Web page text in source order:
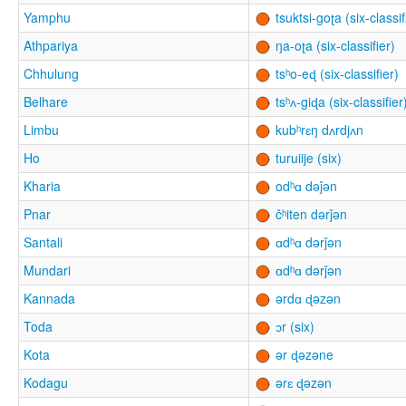
Yamphu
tsuktsi-goʈa (six-
Athpariya
ŋa-oʈa (six-classifier)
Chhulung
tsʰo-eɖ (six-classifier)
Belhare
tsʰʌ-giɖa (six-classifier)
Limbu
kubʰrɛŋ dʌrdjʌn
Ho
turuiije (six)
Kharia
odʰɑ dəǰən
Pnar
čʰiten dərǰən
Santali
ɑdʰɑ dərǰən
Mundari
ɑdʰɑ dərǰən
Kannada
ərdɑ ɖəzən
Toda
ɔr (six)
Kota
ər ɖəzəne
Kodagu
ərɛ ɖəzən